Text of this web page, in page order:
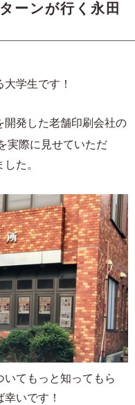
ーンが行く永田
学生です！
開発した老舗印刷会社の
実際に見せていただ
た。
いてもっと知ってもら
いです！